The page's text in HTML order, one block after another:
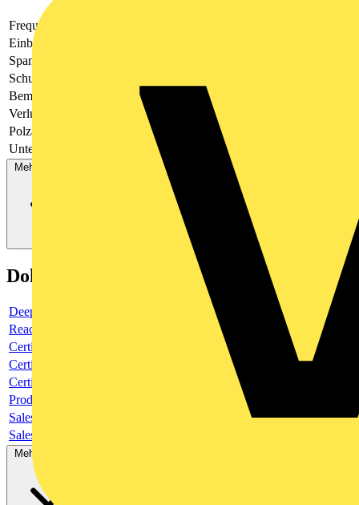
Frequenz
Einbautiefe
Spannungsart
Schutzart (IP)
Bemessungsstrom
Verlustleistung
Polzahl (gesamt)
Unterputzmontage
Mehr anzeigen
Dokumente
Deeplink product page
Reach Declaration URL
Certificate
Certificate
Certificate
Product data sheet
Sales brochure
Sales brochure
Mehr anzeigen